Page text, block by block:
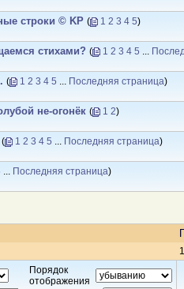
строки © KP ( 1 2 3 4 5)
стихами? ( 1 2 3 4 5 ...
( 1 2 3 4 5 ... Последняя страница)
не-огонёк ( 1 2)
( 1 2 3 4 5 ... Последняя страница)
... Последняя страница)
Порядок
отображения